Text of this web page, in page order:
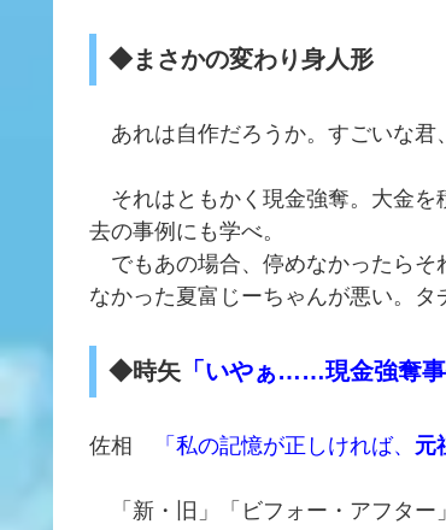
◆まさかの変わり身人形
あれは自作だろうか。すごいな
それはともかく現金強奪。大金を
去の事例にも学べ。
でもあの場合、停めなかったら
なかった夏富じーちゃんが悪い。タ
◆時矢 「いやぁ……現金強奪事
佐相 「私の記憶が正しければ、 元
「新・旧」「ビフォー・アフター